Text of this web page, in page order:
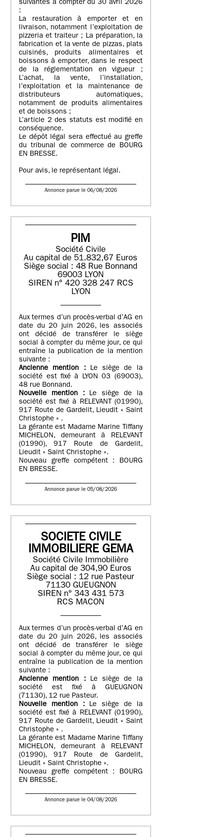
suivantes à compter du 30 avril 2026
:
La restauration à emporter et en
livraison, notamment l’exploitation de
pizzeria et traiteur ; La préparation, la
fabrication et la vente de pizzas, plats
cuisinés, produits alimentaires et
boissons à emporter, dans le respect
de la réglementation en vigueur ;
L’achat, la vente, l’installation,
l’exploitation et la maintenance de
distributeurs automatiques,
notamment de produits alimentaires
et de boissons ;
L’article 2 des statuts est modifié en
conséquence.
Le dépôt légal sera effectué au greffe
du tribunal de commerce de BOURG
EN BRESSE.
Pour avis, le représentant légal.
Annonce parue le 06/08/2026
PIM
Société Civile
Au capital de 51.832,67 Euros
Siège social : 48 Rue Bonnand
69003 LYON
SIREN n° 420 328 247 RCS
LYON
Aux termes d’un procès-verbal d’AG en
date du 20 juin 2026, les associés
ont décidé de transférer le siège
social à compter du même jour, ce qui
entraîne la publication de la mention
suivante :
Ancienne mention : Le siège de la
société est fixé à LYON 03 (69003),
48 rue Bonnand.
Nouvelle mention :
Le siège de la
société est fixé à RELEVANT (01990),
917 Route de Gardelit, Lieudit « Saint
Christophe » .
La gérante est Madame Marine Tiffany
MICHELON, demeurant à RELEVANT
(01990), 917 Route de Gardelit,
Lieudit « Saint Christophe ».
Nouveau greffe compétent : BOURG
EN BRESSE.
Annonce parue le 05/08/2026
SOCIETE CIVILE
IMMOBILIERE GEMA
Société Civile Immobilière
Au capital de 304,90 Euros
Siège social : 12 rue Pasteur
71130 GUEUGNON
SIREN n° 343 431 573
RCS MACON
Aux termes d’un procès-verbal d’AG en
date du 20 juin 2026, les associés
ont décidé de transférer le siège
social à compter du même jour, ce qui
entraîne la publication de la mention
suivante :
Ancienne mention : Le siège de la
société est fixé à GUEUGNON
(71130), 12 rue Pasteur.
Nouvelle mention : Le siège de la
société est fixé à RELEVANT (01990),
917 Route de Gardelit, Lieudit « Saint
Christophe » .
La gérante est Madame Marine Tiffany
MICHELON, demeurant à RELEVANT
(01990), 917 Route de Gardelit,
Lieudit « Saint Christophe ».
Nouveau greffe compétent : BOURG
EN BRESSE.
Annonce parue le 04/08/2026